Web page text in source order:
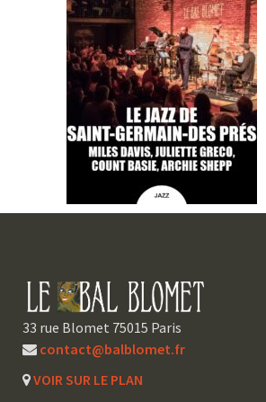
33 rue Blomet 75015 Paris
contact@balblomet.fr
VOIR SUR LE PLAN